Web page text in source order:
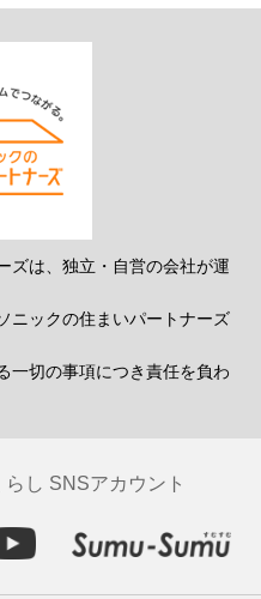
ズは、独立・自営の会社が運
ニックの住まいパートナーズ
一切の事項につき責任を負わ
し SNSアカウント